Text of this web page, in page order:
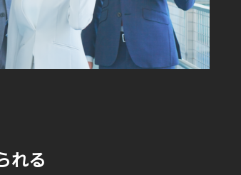
れる